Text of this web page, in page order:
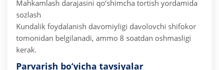
Mahkamlash darajasini qo‘shimcha tortish yordamida
sozlash
Kundalik foydalanish davomiyligi davolovchi shifokor
tomonidan belgilanadi, ammo 8 soatdan oshmasligi
kerak.
Parvarish bo‘yicha tavsiyalar